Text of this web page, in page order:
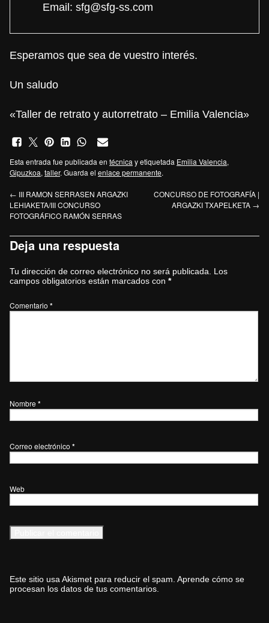
Email: sfg@sfg-ss.com
Esperamos que sea de vuestro interés.
Un saludo
«Taller de retrato y autorretrato – Emilia Valencia»
Esta entrada fue publicada en técnica y etiquetada Emilia Valencia,
Gipuzkoa, taller. Guarda el enlace permanente.
← III RAMON SERRASEN ARGAZKI
LEHIAKETA/III CONCURSO
FOTOGRÁFICO RAMÓN SERRAS
CONCURSO DE FOTOGRAFÍA |
ARGAZKI TXAPELKETA →
Deja una respuesta
Tu dirección de correo electrónico no será publicada.
Los
campos obligatorios están marcados con *
Comentario *
Nombre *
Correo electrónico *
Web
Este sitio usa Akismet para reducir el spam. Aprende cómo se
procesan los datos de tus comentarios.